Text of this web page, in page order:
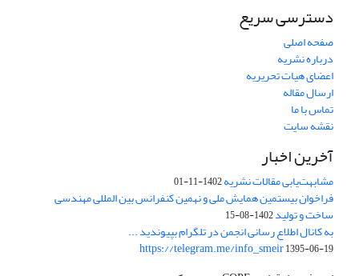
دسترسی سریع
صفحه اصلی
درباره نشریه
اعضای هیات تحریریه
ارسال مقاله
تماس با ما
نقشه سایت
آخرین اخبار
مشابهت‌یابی مقالات نشریه1402-11-01
فراخوان بیستمین همایش ملی و نهمین کنفرانس بین المللی مهندسی
ساخت و تولید1402-08-15
به کانال اطلاع رسانی انجمن در تلگرام بپیوندید ...
https://telegram.me/info_smeir1395-06-19